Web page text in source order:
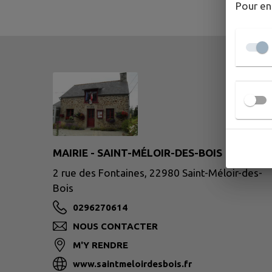
MAIRIE - SAINT-MÉLOIR-DES-BOIS
2 rue des Fontaines, 22980 Saint-Méloir-des-
Bois
0296270614
NOUS CONTACTER
M'Y RENDRE
www.saintmeloirdesbois.fr
Pour